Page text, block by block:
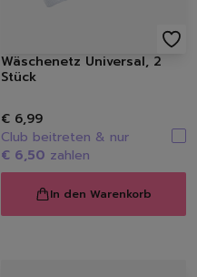
Tücher | Schwämme |
Mikrofaser-Tücher
Schwämme |
Bürsten
Wäschenetz Universal, 2
Stück
€ 6,99
Club beitreten & nur
€ 6,50 zahlen
In den Warenkorb